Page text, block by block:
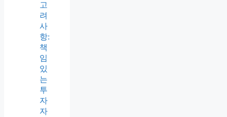
고
려
사
항:
책
임
있
는
투
자
자